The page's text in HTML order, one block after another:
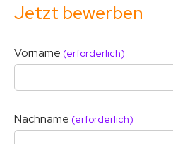
Jetzt bewerben
Vorname (erforderlich)
Nachname (erforderlich)